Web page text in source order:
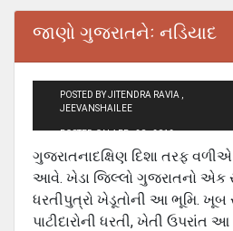
જાણો ગુજરાતનેઃ નડિયાદ
POSTED BY JITENDRA RAVIA ,
JEEVANSHAILEE
POSTED ON APR - 20 - 2012
ગુજરાતનાદક્ષિ‍ણ દિશા તરફ
આવે. ખેડા જિલ્લો ગુજરાતનો એક
ધરતીપુત્રો ખેડૂતોની આ ભૂમિ.
પાટીદારોની ધરતી, ખેતી ઉપરાંત